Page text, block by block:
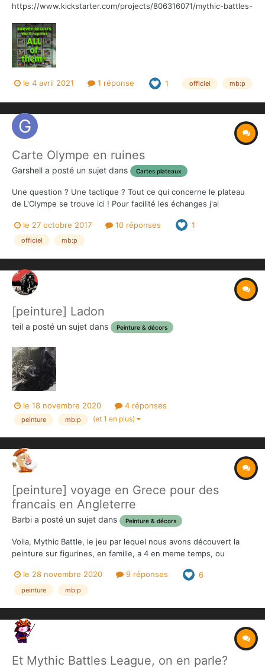
https://www.kickstarter.com/projects/806316071/mythic-battles-
fbclid=IwAR3M_FFV0XOplI54GcavkjhQ6wRsPqaA3barY9Gb7yxtw
C8DLn8lryDlbsU L'actu FB :
https://www.facebook.com/monolithedition/posts/346131367730
6924
le 4 avril 2021
1 réponse 1 officiel mb:p
Carte Olympe en ruines
Garshell a posté un sujet dans Cartes plateaux
Une question ? Une tactique ? Tout ce qui concerne le plateau
de L'Olympe se trouve ici ! Pour facilité les échanges j'ai
le 27 octobre 2017
10 réponses 1
officiel mb:p
[peinture] Ladon
teil a posté un sujet dans Peinture & décors
le 18 novembre 2020 4 réponses
peinture mb:p (et 1 en plus)
[peinture] voyage en Grece pour des
francais en Angleterre
Barbi a posté un sujet dans Peinture & décors
Voila, Mythic Battle, le jeu par lequel nous avons découvert la
peinture sur figurines, en famille, a 4 en meme temps, ou
@Doucefeuille et @MartinG via le Compendium nos premieres
productions:
le 28 novembre 2020 9 réponses 6
peinture mb:p
Et Mythic Battles League, on en parle?